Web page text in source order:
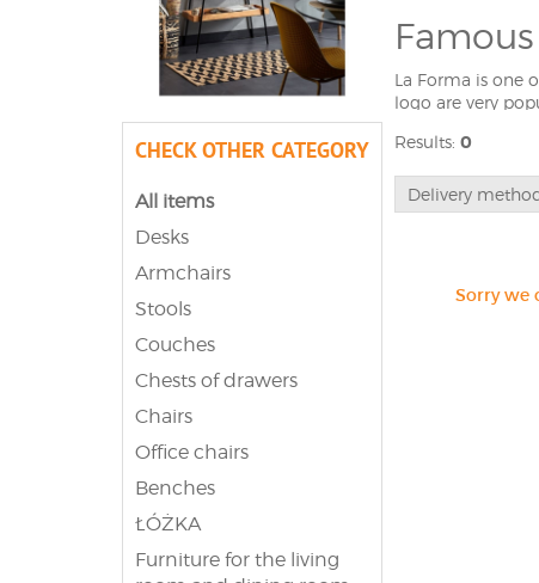
La Forma is one
logo are very
bedroom,
modern trends.
Actona, Miloo
CHECK OTHER CATEGORY
All items
Desks
Armchairs
Stools
Couches
Chests of drawers
Chairs
Office chairs
Benches
ŁÓŻKA
Furniture for the living
Results: 0
Delivery
Sorry we